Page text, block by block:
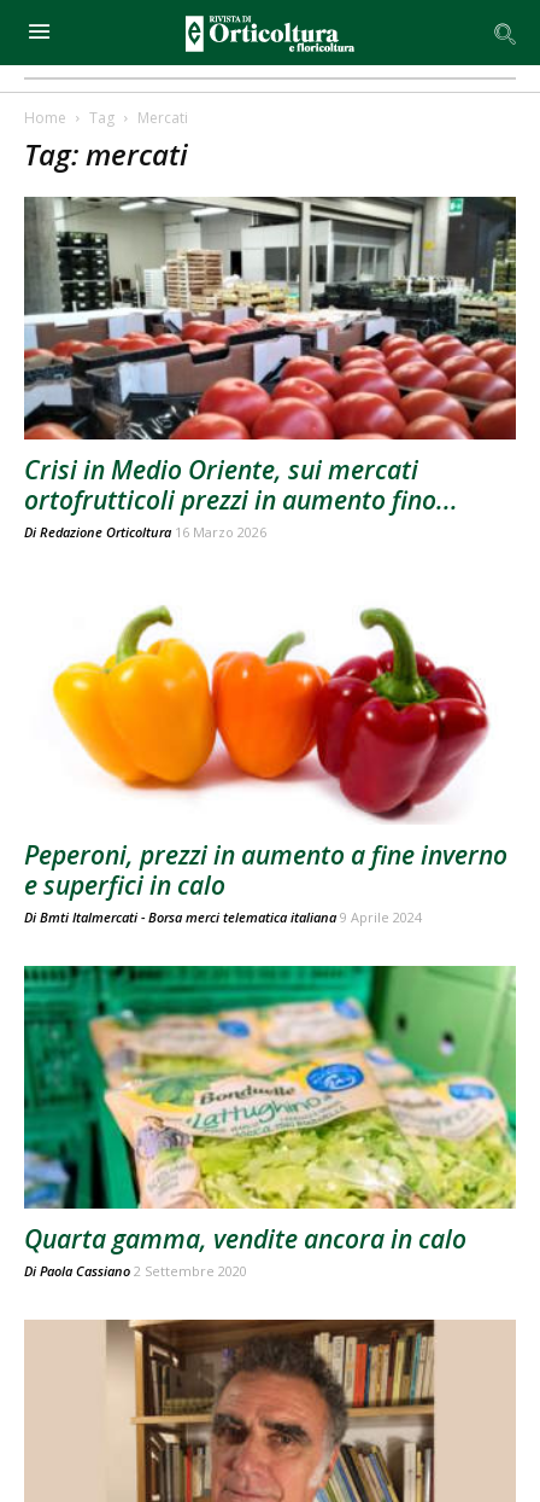
Home Tag Mercati
Tag: mercati
Crisi in Medio Oriente, sui mercati
ortofrutticoli prezzi in aumento fino...
Di Redazione Orticoltura 16 Marzo 2026
Peperoni, prezzi in aumento a fine inverno
e superfici in calo
Di Bmti Italmercati - Borsa merci telematica italiana 9 Aprile 2024
Quarta gamma, vendite ancora in calo
Di Paola Cassiano 2 Settembre 2020